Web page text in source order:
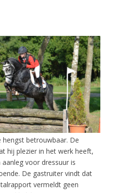
betrouwbaar. De
hij plezier in het werk heeft,
voor dressuur is
De gastruiter vindt dat
vermeldt geen